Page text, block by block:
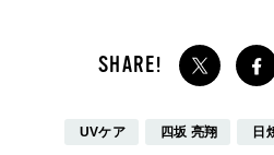
UVケア 四坂 亮翔 日